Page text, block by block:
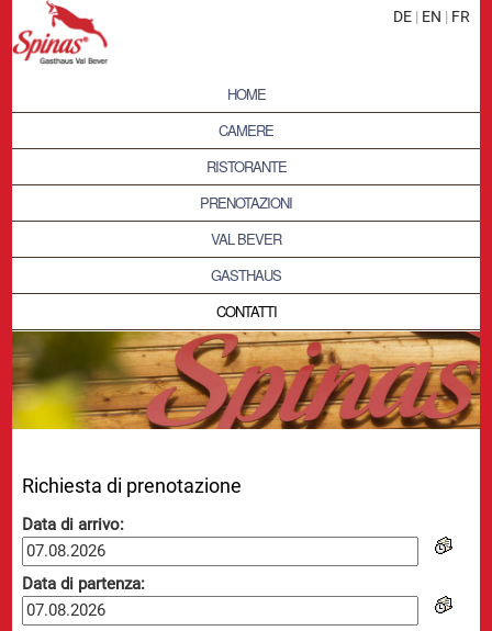
DE | EN | FR
HOME
CAMERE
RISTORANTE
PRENOTAZIONI
VAL BEVER
GASTHAUS
CONTATTI
Richiesta di prenotazione
Data di arrivo:
Data di partenza: